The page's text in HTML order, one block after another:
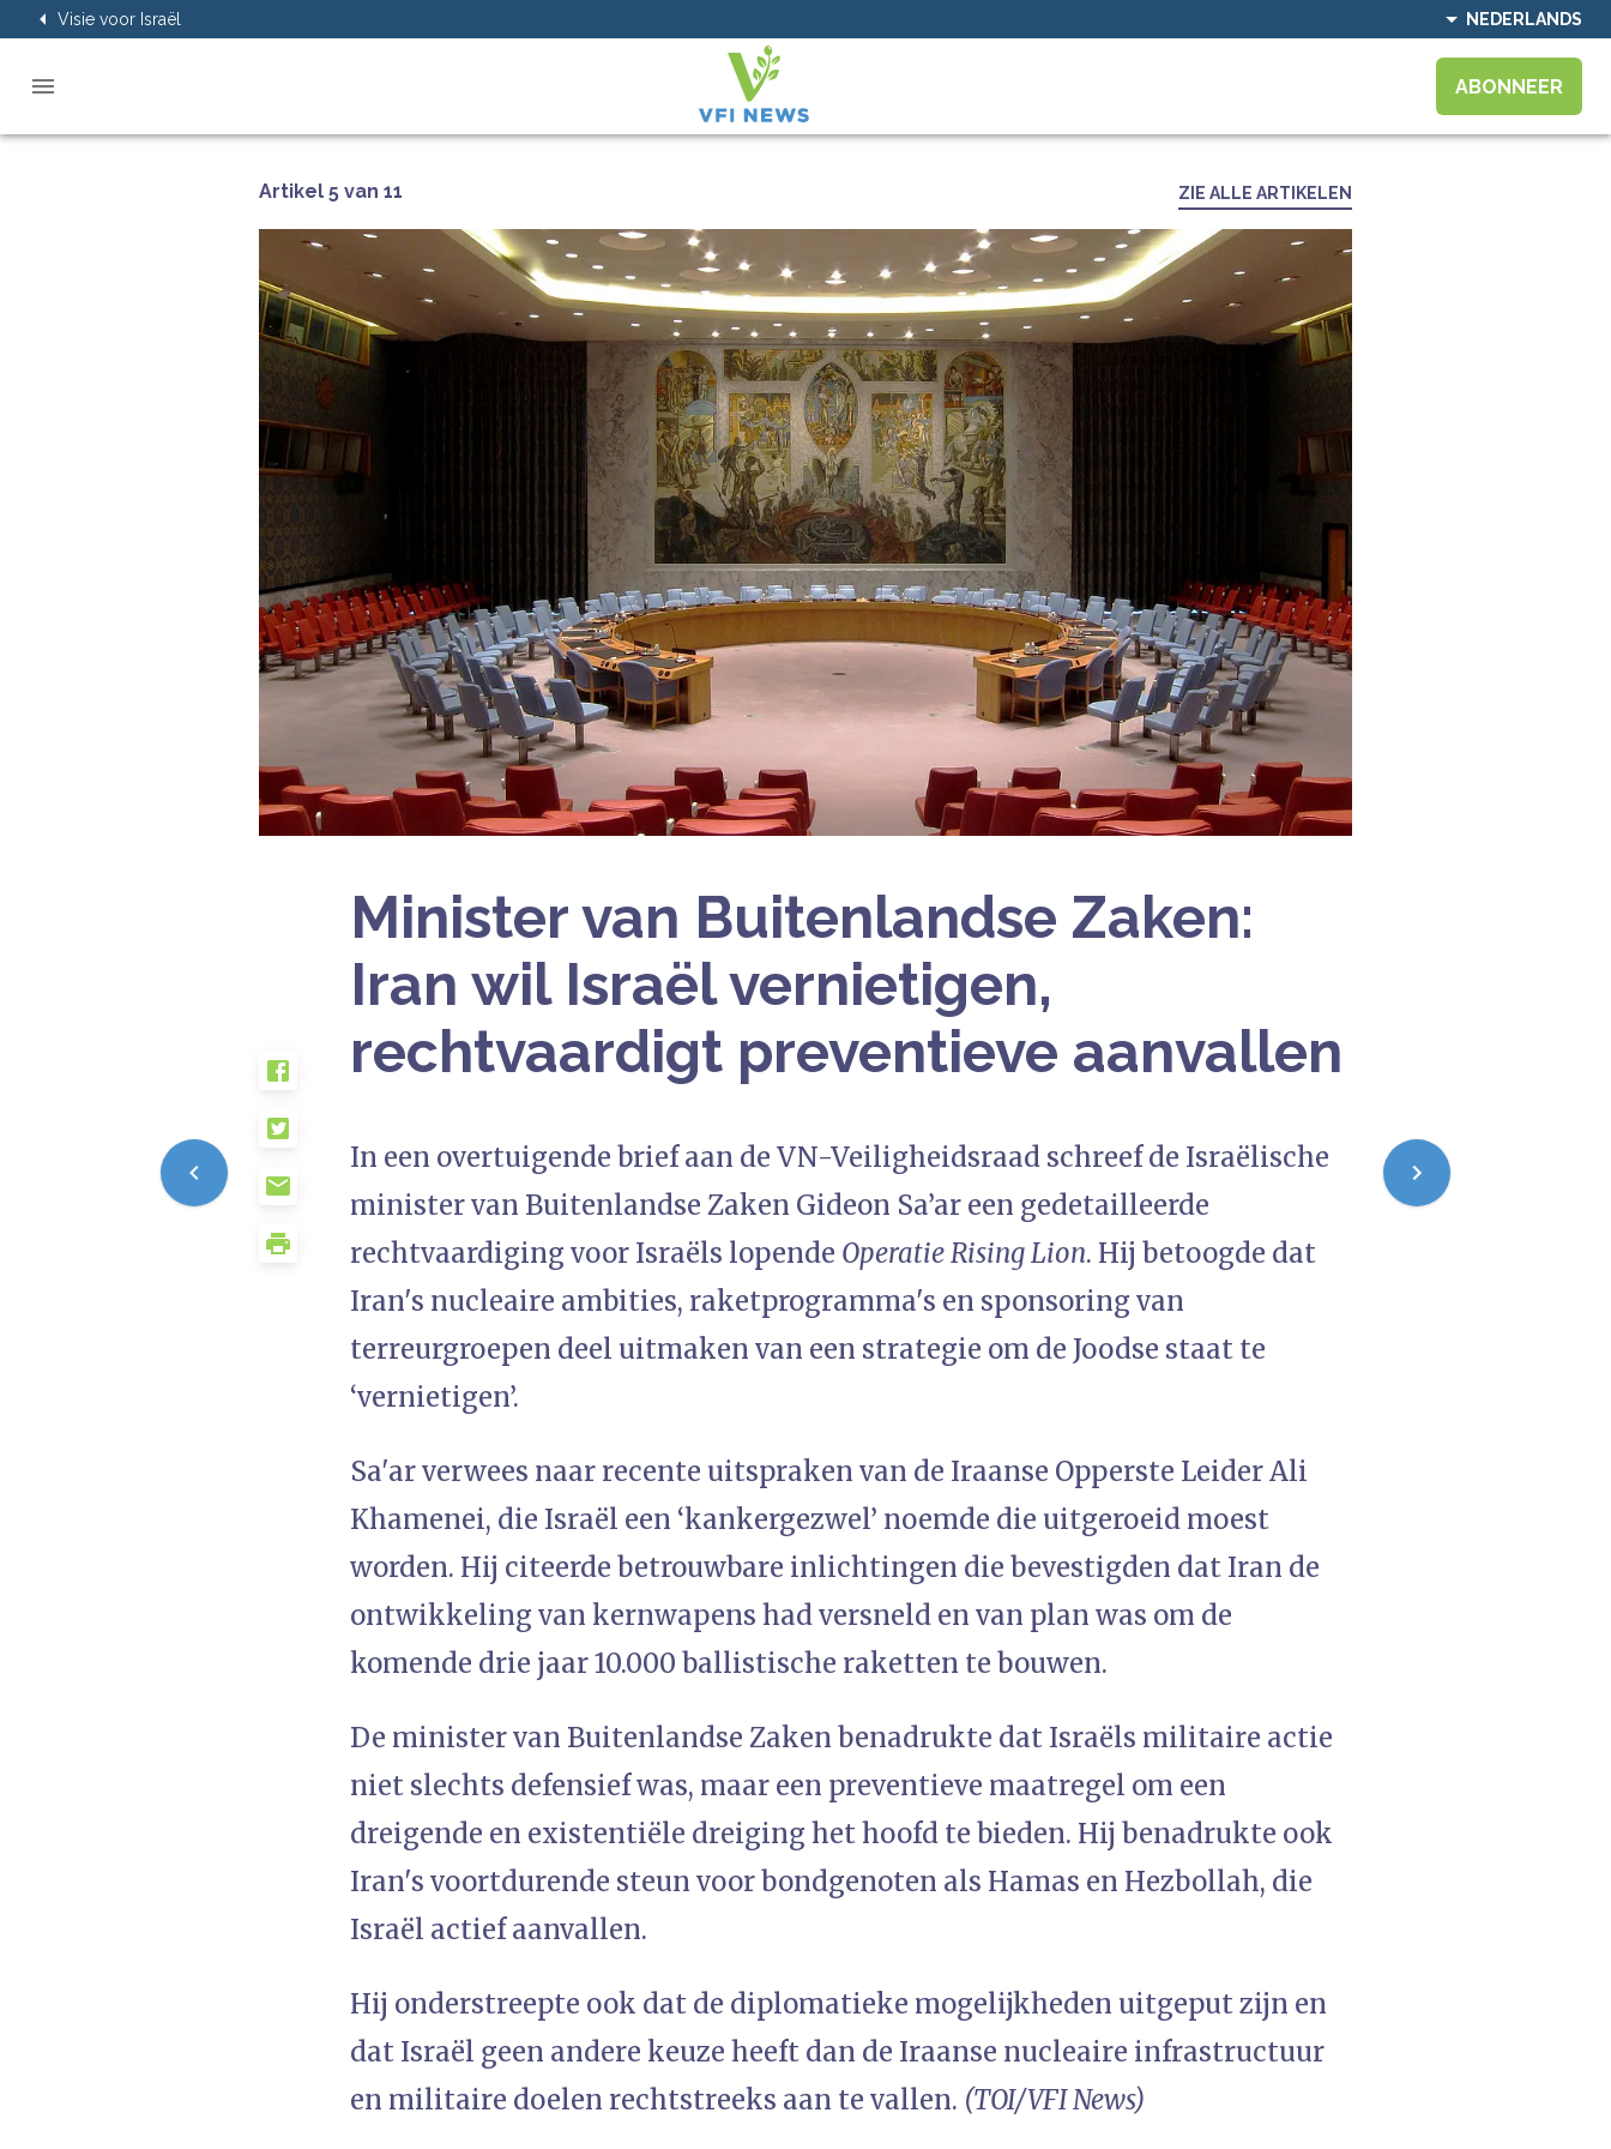
Visie voor Israël NEDERLANDS
ABONNEER
Artikel 5 van 11 ZIE ALLE ARTIKELEN
Minister van Buitenlandse Zaken:
Iran wil Israël vernietigen,
rechtvaardigt preventieve aanvallen
In een overtuigende brief aan de VN-Veiligheidsraad schreef de Israëlische
minister van Buitenlandse Zaken Gideon Sa’ar een gedetailleerde
rechtvaardiging voor Israëls lopende Operatie Rising Lion. Hij betoogde dat
Iran's nucleaire ambities, raketprogramma's en sponsoring van
terreurgroepen deel uitmaken van een strategie om de Joodse staat te
‘vernietigen’.
Sa'ar verwees naar recente uitspraken van de Iraanse Opperste Leider Ali
Khamenei, die Israël een ‘kankergezwel’ noemde die uitgeroeid moest
worden. Hij citeerde betrouwbare inlichtingen die bevestigden dat Iran de
ontwikkeling van kernwapens had versneld en van plan was om de
komende drie jaar 10.000 ballistische raketten te bouwen.
De minister van Buitenlandse Zaken benadrukte dat Israëls militaire actie
niet slechts defensief was, maar een preventieve maatregel om een ​​
dreigende en existentiële dreiging het hoofd te bieden. Hij benadrukte ook
Iran's voortdurende steun voor bondgenoten als Hamas en Hezbollah, die
Israël actief aanvallen.
Hij onderstreepte ook dat de diplomatieke mogelijkheden uitgeput zijn en
dat Israël geen andere keuze heeft dan de Iraanse nucleaire infrastructuur
en militaire doelen rechtstreeks aan te vallen. (TOI/VFI News)